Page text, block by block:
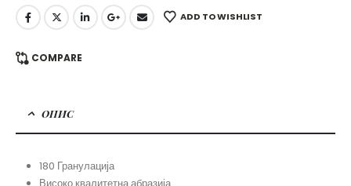
ADD TO WISHLIST
COMPARE
ОПИС
180 Гранулација
Високо квалитетна абразија